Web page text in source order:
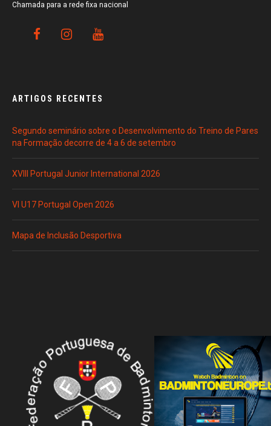
Chamada para a rede fixa nacional
ARTIGOS RECENTES
Segundo seminário sobre o Desenvolvimento do Treino de Pares
na Formação decorre de 4 a 6 de setembro
XVIII Portugal Junior International 2026
VI U17 Portugal Open 2026
Mapa de Inclusão Desportiva